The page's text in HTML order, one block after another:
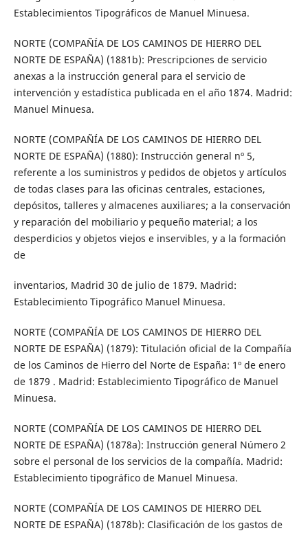
Establecimientos Tipográficos de Manuel Minuesa.
NORTE (COMPAÑÍA DE LOS CAMINOS DE HIERRO DEL
NORTE DE ESPAÑA) (1881b): Prescripciones de servicio
anexas a la instrucción general para el servicio de
intervención y estadística publicada en el año 1874. Madrid:
Manuel Minuesa.
NORTE (COMPAÑÍA DE LOS CAMINOS DE HIERRO DEL
NORTE DE ESPAÑA) (1880): Instrucción general nº 5,
referente a los suministros y pedidos de objetos y artículos
de todas clases para las oficinas centrales, estaciones,
depósitos, talleres y almacenes auxiliares; a la conservación
y reparación del mobiliario y pequeño material; a los
desperdicios y objetos viejos e inservibles, y a la formación
de
inventarios, Madrid 30 de julio de 1879. Madrid:
Establecimiento Tipográfico Manuel Minuesa.
NORTE (COMPAÑÍA DE LOS CAMINOS DE HIERRO DEL
NORTE DE ESPAÑA) (1879): Titulación oficial de la Compañía
de los Caminos de Hierro del Norte de España: 1º de enero
de 1879 . Madrid: Establecimiento Tipográfico de Manuel
Minuesa.
NORTE (COMPAÑÍA DE LOS CAMINOS DE HIERRO DEL
NORTE DE ESPAÑA) (1878a): Instrucción general Número 2
sobre el personal de los servicios de la compañía. Madrid:
Establecimiento tipográfico de Manuel Minuesa.
NORTE (COMPAÑÍA DE LOS CAMINOS DE HIERRO DEL
NORTE DE ESPAÑA) (1878b): Clasificación de los gastos de